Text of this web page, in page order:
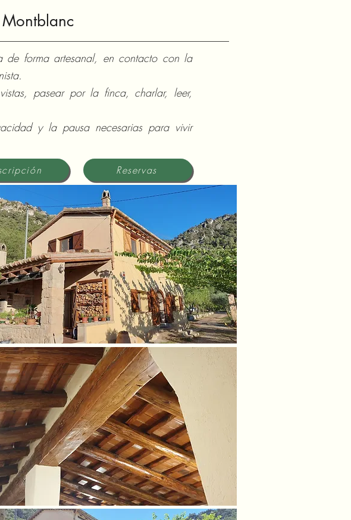
de forma artesanal, en contacto con la
pasear por la finca, charlar, leer,
y la pausa necesarias para vivir
Reservas